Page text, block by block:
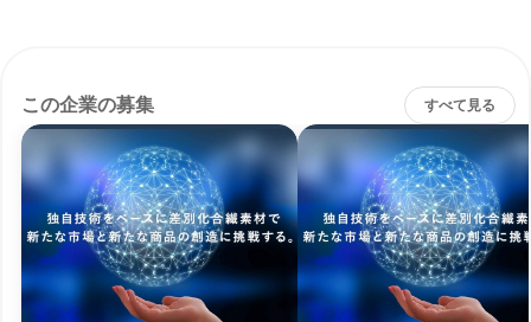
この企業の募集 すべて見る